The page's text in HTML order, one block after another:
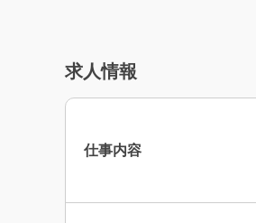
求人情報
仕事内容